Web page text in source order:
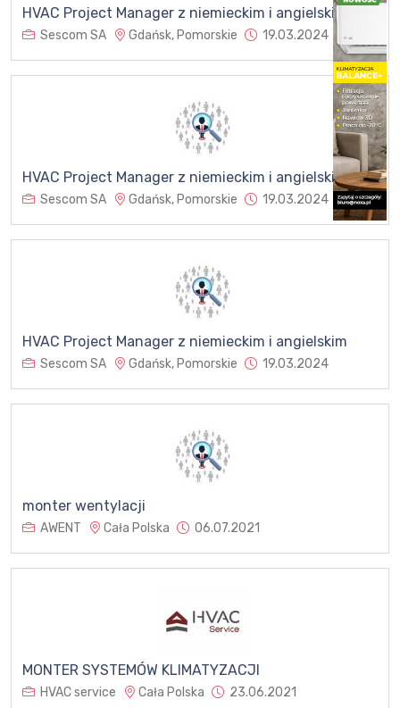
HVAC Project Manager z niemieckim i angielskim
Sescom SA Gdańsk, Pomorskie 19.03.2024
HVAC Project Manager z niemieckim i angielskim
Sescom SA Gdańsk, Pomorskie 19.03.2024
HVAC Project Manager z niemieckim i angielskim
Sescom SA Gdańsk, Pomorskie 19.03.2024
monter wentylacji
AWENT Cała Polska 06.07.2021
MONTER SYSTEMÓW KLIMATYZACJI
HVAC service Cała Polska 23.06.2021